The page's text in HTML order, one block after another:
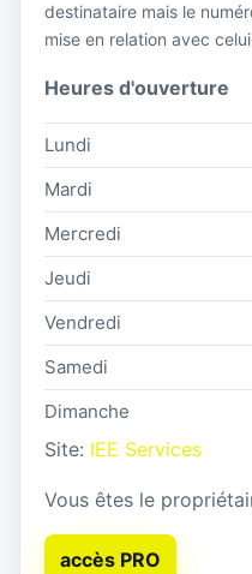
destinataire mais le
mise en relation avec
Heures d'ouverture
Lundi
Mardi
Mercredi
Jeudi
Vendredi
Samedi
Dimanche
Site: IEE Services
Vous êtes le
accès PRO